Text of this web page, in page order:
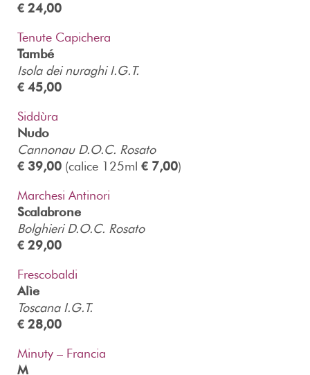
€ 24,00
Tenute Capichera
També
Isola dei nuraghi I.G.T.
€ 45,00
Siddùra
Nudo
Cannonau D.O.C. Rosato
€ 39,00 (calice 125ml € 7,00)
Marchesi Antinori
Scalabrone
Bolghieri D.O.C. Rosato
€ 29,00
Frescobaldi
Alìe
Toscana I.G.T.
€ 28,00
Minuty – Francia
M